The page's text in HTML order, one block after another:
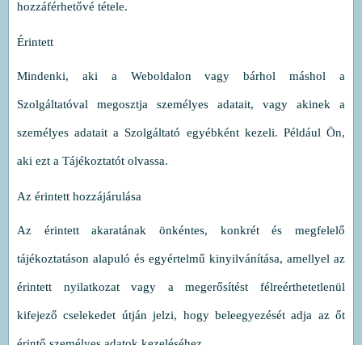
hozzáférhetővé tétele.
Érintett
Mindenki, aki a Weboldalon vagy bárhol máshol a
Szolgáltatóval megosztja személyes adatait, vagy akinek a
személyes adatait a Szolgáltató egyébként kezeli. Például Ön,
aki ezt a Tájékoztatót olvassa.
Az érintett hozzájárulása
Az érintett akaratának önkéntes, konkrét és megfelelő
tájékoztatáson alapuló és egyértelmű kinyilvánítása, amellyel az
érintett nyilatkozat vagy a megerősítést félreérthetetlenül
kifejező cselekedet útján jelzi, hogy beleegyezését adja az őt